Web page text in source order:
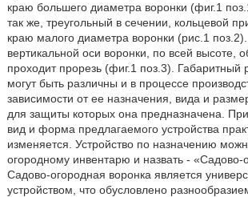
краю большего диаметра воронки (фиг.1
так же, треугольный в сечении, кольцевой
краю малого диаметра воронки (рис.1
вертикальной оси воронки, по всей высоте,
проходит прорезь (фиг.1 поз.3). Габаритный
могут быть различны и в процессе
зависимости от ее назначения, вида и
для защиты которых она предназначена.
вид и форма предлагаемого устройства
изменяется. Устройство по назначению
огородному инвентарю и назвать - «Садово-
Садово-огородная воронка является
устройством, что обусловлено